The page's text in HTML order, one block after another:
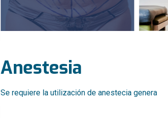
Anestesia
Se requiere la utilización de anestecia genera